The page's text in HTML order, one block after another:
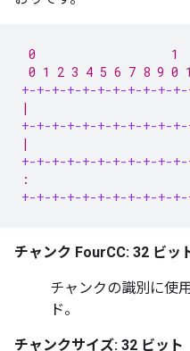
0                   1
0 1 2 3 4 5 6 7 8 9 0
+-+-+-+-+-+-+-+-+-+-
|
+-+-+-+-+-+-+-+-+-+-
|
+-+-+-+-+-+-+-+-+-+-
:
+-+-+-+-+-+-+-+-+-+-
チャンク FourCC: 32 ビッ
チャンクの識別に使
ド。
チャンクサイズ: 32 ビット